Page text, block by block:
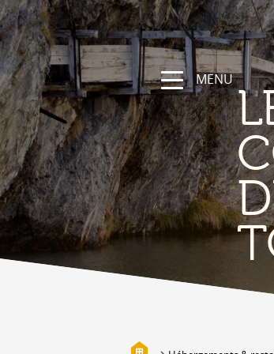
NATURE &
DÉCOUVERTE
Les Coteaux du
Randonnées et
Valais à vélo et en VTT
MENU